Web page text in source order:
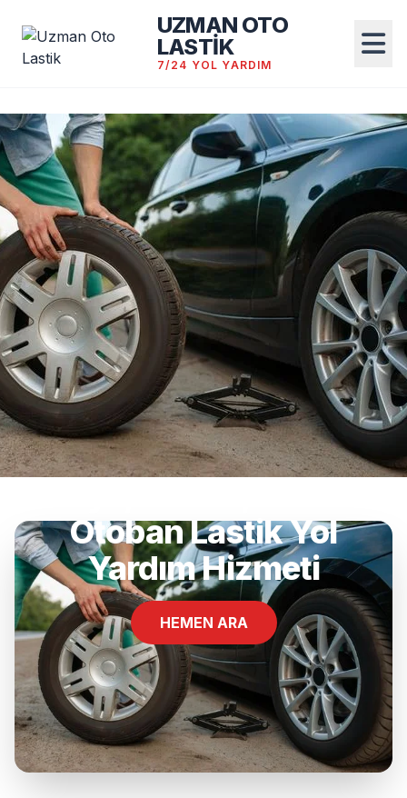
UZMAN OTO
LASTİK
7/24 YOL YARDIM
Otoban Lastik Yol
Yardım Hizmeti
HEMEN ARA